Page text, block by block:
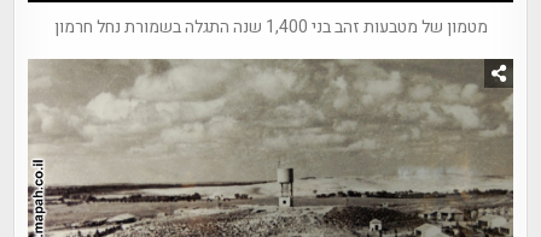
מטמון של מטבעות זהב בני 1,400 שנה התגלה בשמורת נחל חרמון